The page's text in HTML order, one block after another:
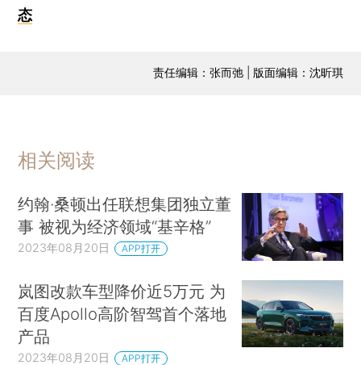
态
责任编辑：张而弛 | 版面编辑：沈昕琪
相关阅读
约翰·桑顿出任联想集团独立董
事 被视为经济领域“基辛格”
2023年08月20日 APP打开
岚图改款车型降价近5万元 为
百度Apollo高阶智驾首个落地
产品
2023年08月20日 APP打开